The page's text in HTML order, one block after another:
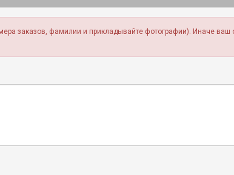
заказов, фамилии и прикладывайте фотографии). Иначе